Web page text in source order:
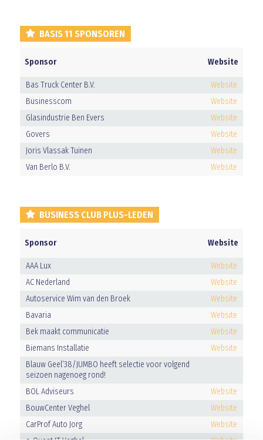
BASIS 11 SPONSOREN
Sponsor Website
Bas Truck Center B.V.
Website
Businesscom
Website
Glasindustrie Ben Evers
Website
Govers
Website
Joris Vlassak Tuinen
Website
Van Berlo B.V.
Website
BUSINESS CLUB PLUS-LEDEN
Sponsor Website
AAA Lux
Website
AC Nederland
Website
Autoservice Wim van den Broek
Website
Bavaria
Website
Bek maakt communicatie
Website
Biemans Installatie
Website
Blauw Geel’38/JUMBO heeft selectie voor volgend
seizoen nagenoeg rond!
BOL Adviseurs
Website
BouwCenter Veghel
Website
CarProf Auto Jorg
Website